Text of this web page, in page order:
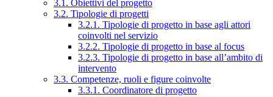
3.1. Obiettivi del progetto
3.2. Tipologie di progetti
3.2.1. Tipologie di progetto in base agli attori
coinvolti nel servizio
3.2.2. Tipologie di progetto in base al focus
3.2.3. Tipologie di progetto in base all’ambito di
intervento
3.3. Competenze, ruoli e figure coinvolte
3.3.1. Coordinatore di progetto